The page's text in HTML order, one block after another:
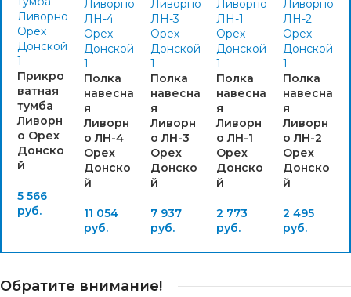
Прикро
ватная
тумба
Ливорн
о Орех
Донско
й
5 566
руб.
Полка
навесна
я
Ливорн
о ЛН-4
Орех
Донско
й
11 054
руб.
Полка
навесна
я
Ливорн
о ЛН-3
Орех
Донско
й
7 937
руб.
Полка
навесна
я
Ливорн
о ЛН-1
Орех
Донско
й
2 773
руб.
Полка
навесна
я
Ливорн
о ЛН-2
Орех
Донско
й
2 495
руб.
Обратите внимание!